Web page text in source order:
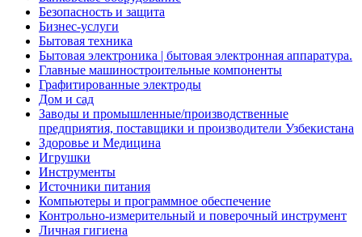
Безопасность и защита
Бизнес-услуги
Бытовая техника
Бытовая электроника | бытовая электронная аппаратура.
Главные машиностроительные компоненты
Графитированные электроды
Дом и сад
Заводы и промышленные/производственные
предприятия, поставщики и производители Узбекистана
Здоровье и Медицина
Игрушки
Инструменты
Источники питания
Компьютеры и программное обеспечение
Контрольно-измерительный и поверочный инструмент
Личная гигиена